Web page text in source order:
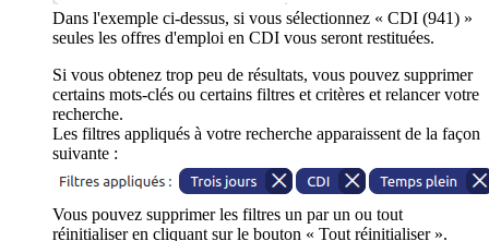
Dans l'exemple ci-dessus, si vous sélectionnez « CDI (941) »
seules les offres d'emploi en CDI vous seront restituées.
Si vous obtenez trop peu de résultats, vous pouvez supprimer
certains mots-clés ou certains filtres et critères et relancer votre
recherche.
Les filtres appliqués à votre recherche apparaissent de la façon
suivante :
Vous pouvez supprimer les filtres un par un ou tout
réinitialiser en cliquant sur le bouton « Tout réinitialiser ».